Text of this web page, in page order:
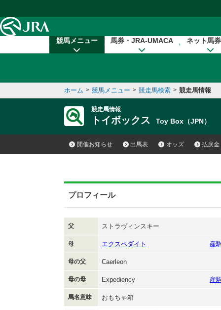
競馬メニュー 馬券・JRA-UMACA ネット馬
ホーム > 競馬メニュー > 競走馬検索 > 競走馬情報
競走馬情報
トイボックス Toy Box（JPN）
開催お知らせ 出馬表 オッズ 払戻金
プロフィール
父 ストラヴィンスキー
母 エクスペダイト 産
母の父 Caerleon
母の母 Expediency 産
馬名意味 おもちゃ箱